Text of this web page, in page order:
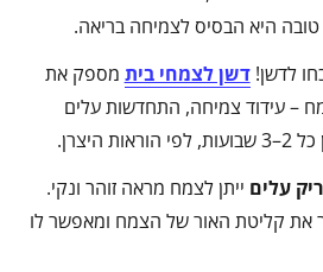
טובה היא הבסיס לצמיחה בריאה.
לדשן!דשן לצמחי בית מספק את
– עידוד צמיחה, התחדשות עלים
היצרן.
עלים ייתן לצמח מראה זוהר ונקי.
את קליטת האור של הצמח ומאפשר לו